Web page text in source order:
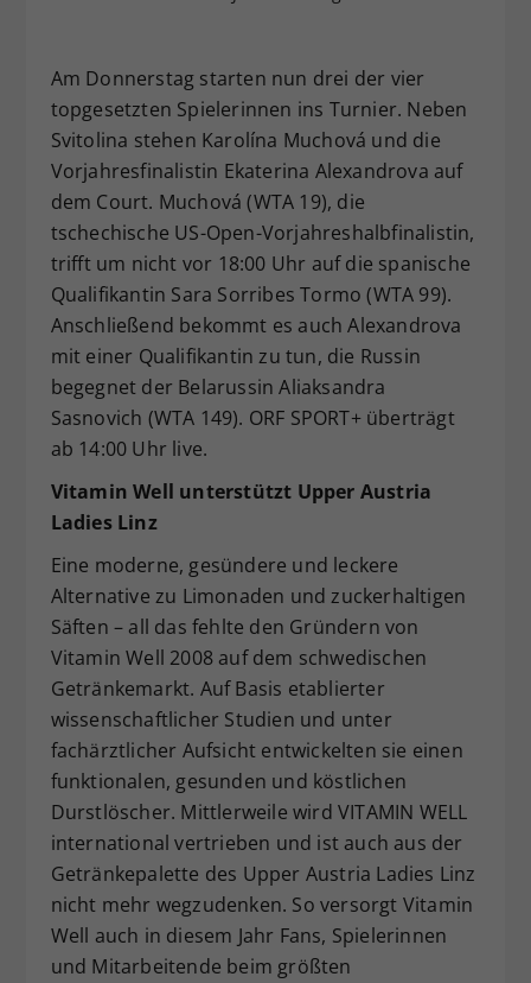
Am Donnerstag starten nun drei der vier
topgesetzten Spielerinnen ins Turnier. Neben
Svitolina stehen Karolína Muchová und die
Vorjahresfinalistin Ekaterina Alexandrova auf
dem Court. Muchová (WTA 19), die
tschechische US-Open-Vorjahreshalbfinalistin,
trifft um nicht vor 18:00 Uhr auf die spanische
Qualifikantin Sara Sorribes Tormo (WTA 99).
Anschließend bekommt es auch Alexandrova
mit einer Qualifikantin zu tun, die Russin
begegnet der Belarussin Aliaksandra
Sasnovich (WTA 149). ORF SPORT+ überträgt
ab 14:00 Uhr live.
Vitamin Well unterstützt Upper Austria
Ladies Linz
Eine moderne, gesündere und leckere
Alternative zu Limonaden und zuckerhaltigen
Säften – all das fehlte den Gründern von
Vitamin Well 2008 auf dem schwedischen
Getränkemarkt. Auf Basis etablierter
wissenschaftlicher Studien und unter
fachärztlicher Aufsicht entwickelten sie einen
funktionalen, gesunden und köstlichen
Durstlöscher. Mittlerweile wird VITAMIN WELL
international vertrieben und ist auch aus der
Getränkepalette des Upper Austria Ladies Linz
nicht mehr wegzudenken. So versorgt Vitamin
Well auch in diesem Jahr Fans, Spielerinnen
und Mitarbeitende beim größten